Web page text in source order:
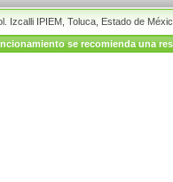
Izcalli IPIEM, Toluca, Estado de
se recomienda una